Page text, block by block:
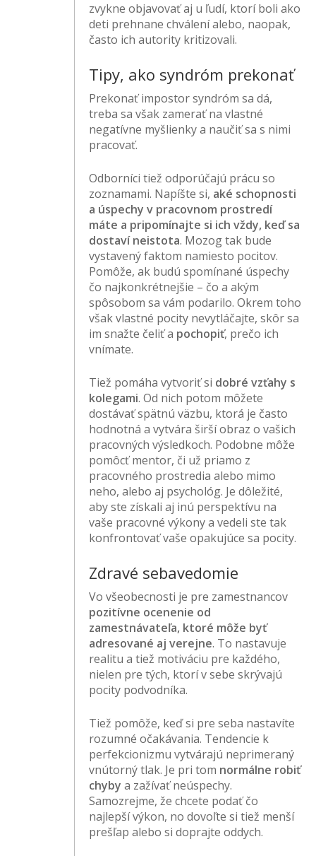
zvykne objavovať aj u ľudí, ktorí boli ako
deti prehnane chválení alebo, naopak,
často ich autority kritizovali.
Tipy, ako syndróm prekonať
Prekonať impostor syndróm sa dá,
treba sa však zamerať na vlastné
negatívne myšlienky a naučiť sa s nimi
pracovať.
Odborníci tiež odporúčajú prácu so
zoznamami. Napíšte si, aké schopnosti
a úspechy v pracovnom prostredí
máte a pripomínajte si ich vždy, keď sa
dostaví neistota. Mozog tak bude
vystavený faktom namiesto pocitov.
Pomôže, ak budú spomínané úspechy
čo najkonkrétnejšie – čo a akým
spôsobom sa vám podarilo. Okrem toho
však vlastné pocity nevytláčajte, skôr sa
im snažte čeliť a pochopiť, prečo ich
vnímate.
Tiež pomáha vytvoriť si dobré vzťahy s
kolegami. Od nich potom môžete
dostávať spätnú väzbu, ktorá je často
hodnotná a vytvára širší obraz o vašich
pracovných výsledkoch. Podobne môže
pomôcť mentor, či už priamo z
pracovného prostredia alebo mimo
neho, alebo aj psychológ. Je dôležité,
aby ste získali aj inú perspektívu na
vaše pracovné výkony a vedeli ste tak
konfrontovať vaše opakujúce sa pocity.
Zdravé sebavedomie
Vo všeobecnosti je pre zamestnancov
pozitívne ocenenie od
zamestnávateľa, ktoré môže byť
adresované aj verejne. To nastavuje
realitu a tiež motiváciu pre každého,
nielen pre tých, ktorí v sebe skrývajú
pocity podvodníka.
Tiež pomôže, keď si pre seba nastavíte
rozumné očakávania. Tendencie k
perfekcionizmu vytvárajú neprimeraný
vnútorný tlak. Je pri tom normálne robiť
chyby a zažívať neúspechy.
Samozrejme, že chcete podať čo
najlepší výkon, no dovoľte si tiež menší
prešľap alebo si doprajte oddych.